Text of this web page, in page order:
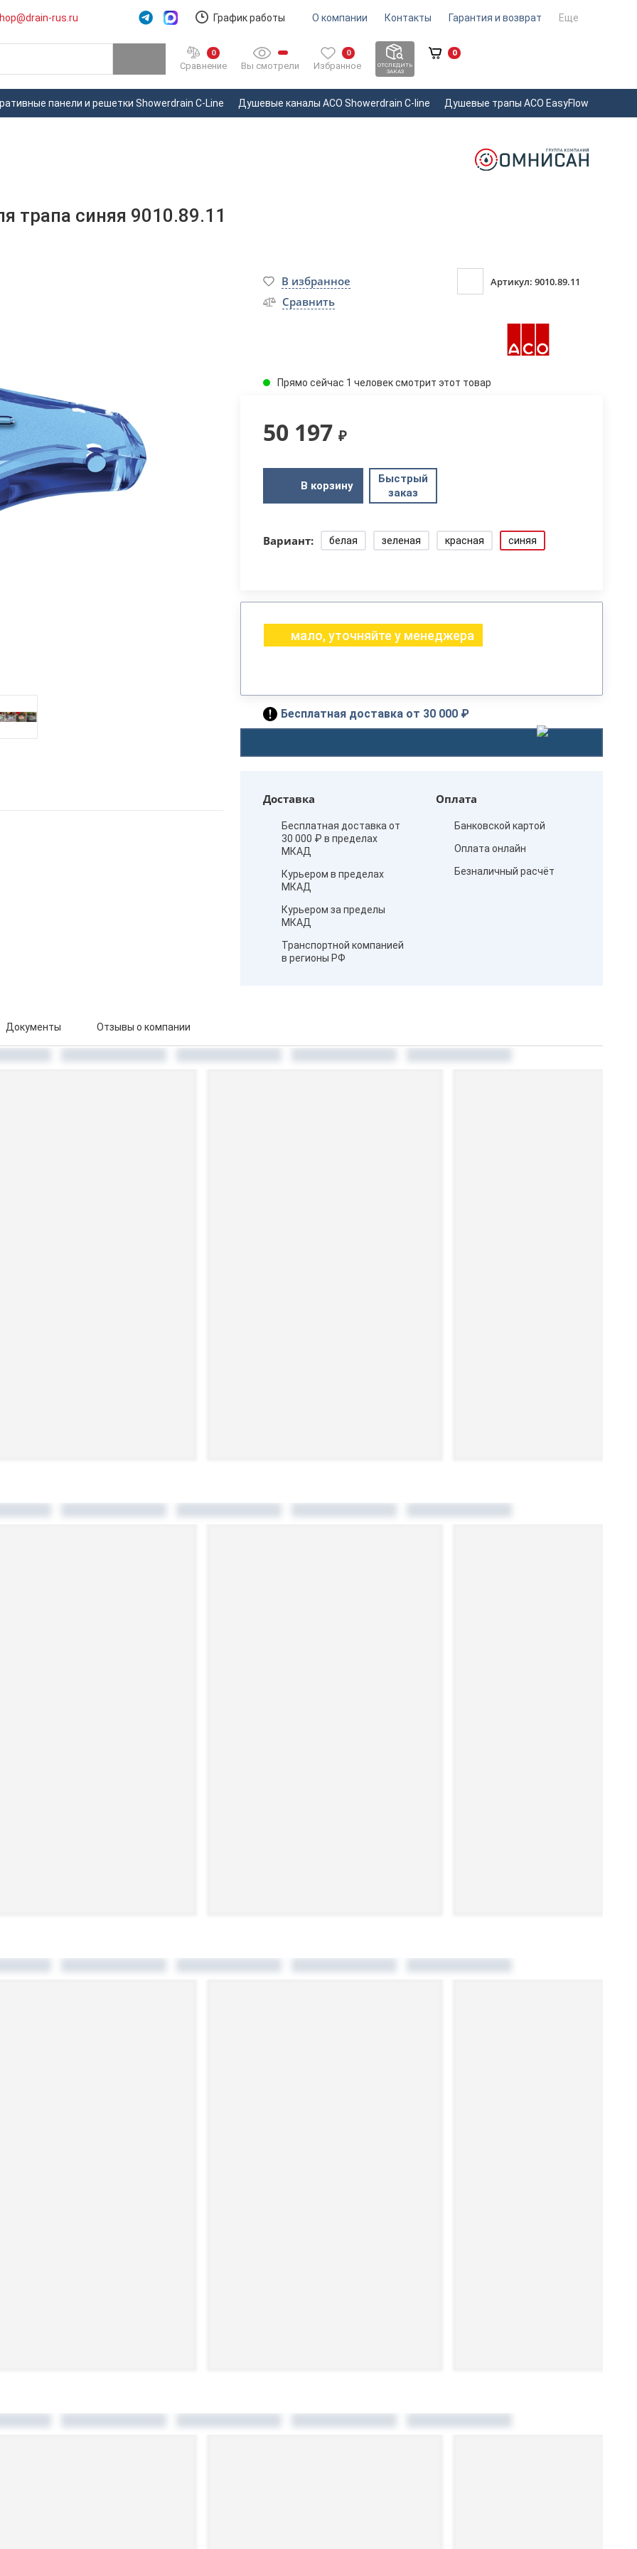
rus.ru График работы О компании Контакты Гарантия и возврат Еще
0
Сравнение Вы смотрели
0
Избранное
ОТСЛЕДИТЬ
ЗАКАЗ
0
панели и решетки Showerdrain C-Line Душевые каналы ACO Showerdrain С-line Душевые трапы ACO EasyFlow
трапа синяя 9010.89.11
В избранное Артикул: 9010.89.11
Сравнить
Прямо сейчас 1 человек смотрит этот товар
50 197 ₽
В корзину
Быстрый
заказ
Вариант: белая зеленая красная синяя
мало, уточняйте у менеджера
Бесплатная доставка от 30 000 ₽
Доставка
Бесплатная доставка от
30 000 ₽ в пределах
МКАД
Курьером в пределах
МКАД
Курьером за пределы
МКАД
Транспортной компанией
в регионы РФ
Оплата
Банковской картой
Оплата онлайн
Безналичный расчёт
Документы Отзывы о компании